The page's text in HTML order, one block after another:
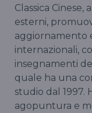
Classica
esterni,
aggiornamento
internazionali,
insegnamenti
quale ha una
studio dal 1997.
agopuntura e